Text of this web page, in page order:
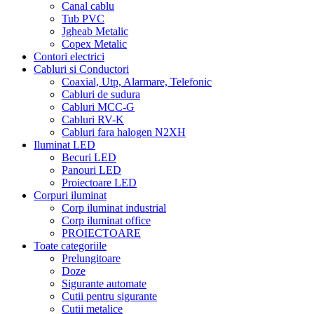
Canal cablu
Tub PVC
Jgheab Metalic
Copex Metalic
Contori electrici
Cabluri si Conductori
Coaxial, Utp, Alarmare, Telefonic
Cabluri de sudura
Cabluri MCC-G
Cabluri RV-K
Cabluri fara halogen N2XH
Iluminat LED
Becuri LED
Panouri LED
Proiectoare LED
Corpuri iluminat
Corp iluminat industrial
Corp iluminat office
PROIECTOARE
Toate categoriile
Prelungitoare
Doze
Sigurante automate
Cutii pentru sigurante
Cutii metalice